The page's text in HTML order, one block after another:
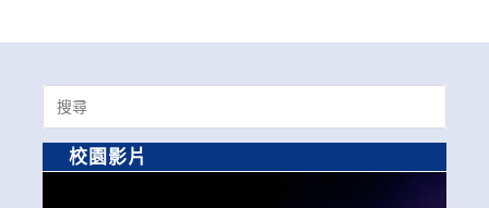
Search
for:
校園影片